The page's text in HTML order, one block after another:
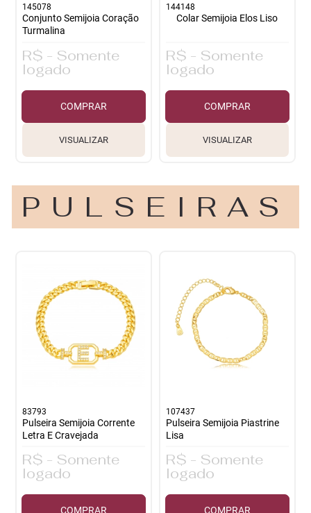
145078
Conjunto Semijoia Coração
Turmalina
R$ - Somente
logado
COMPRAR
VISUALIZAR
144148
Colar Semijoia Elos Liso
R$ - Somente
logado
COMPRAR
VISUALIZAR
PULSEIRAS
83793
Pulseira Semijoia Corrente
Letra E Cravejada
R$ - Somente
logado
COMPRAR
107437
Pulseira Semijoia Piastrine
Lisa
R$ - Somente
logado
COMPRAR